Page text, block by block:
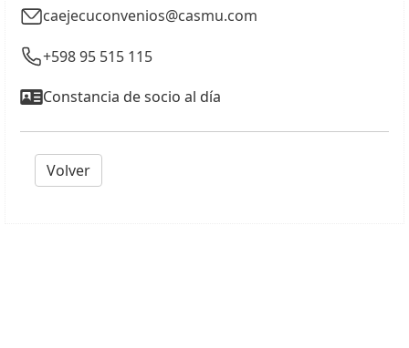
caejecuconvenios@casmu.com
+598 95 515 115
Constancia de socio al día
Volver